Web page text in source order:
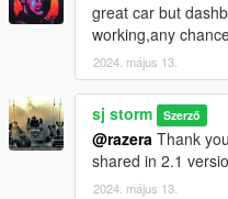
great car but
working,any
2024. május 13.
sj storm Szerző
@razera Thank
shared in 2.1
2024. május 13.